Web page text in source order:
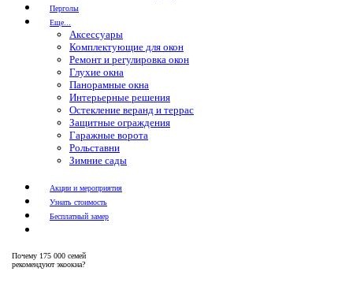
Перголы
Еще...
Аксессуары
Комплектующие для окон
Ремонт и регулировка окон
Глухие окна
Панорамные окна
Интерьерные решения
Остекление веранд и террас
Защитные ограждения
Гаражные ворота
Рольставни
Зимние сады
Акции и мероприятия
Узнать стоимость
Бесплатный замер
Почему 175 000 семей
рекомендуют экоокна?